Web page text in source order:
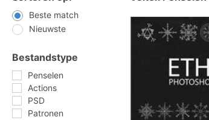
Beste match
Nieuwste
Bestandstype
Penselen
Actions
PSD
Patronen